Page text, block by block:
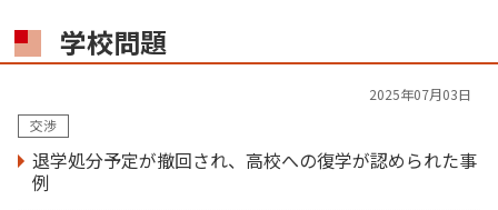
学校問題
2025年07月03日
交渉
退学処分予定が撤回され、高校への復学が認められた事
例